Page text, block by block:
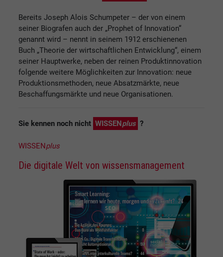
Bereits Joseph Alois Schumpeter – der von einem
seiner Biografen auch der „Prophet of Innovation“
genannt wird – nennt in seinem 1912 erschienenen
Buch „Theorie der wirtschaftlichen Entwicklung“, einem
seiner Hauptwerke, neben der reinen Produktinnovation
folgende weitere Möglichkeiten zur Innovation: neue
Produktionsmethoden, neue Absatzmärkte, neue
Beschaffungsmärkte und neue Organisationen.
Sie kennen noch nicht WISSENplus ?
WISSENplus
Die digitale Welt von wissensmanagement